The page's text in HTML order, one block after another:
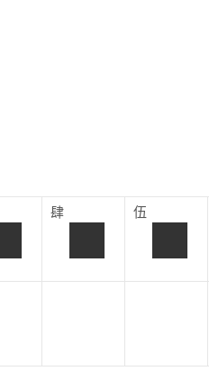
肆 伍